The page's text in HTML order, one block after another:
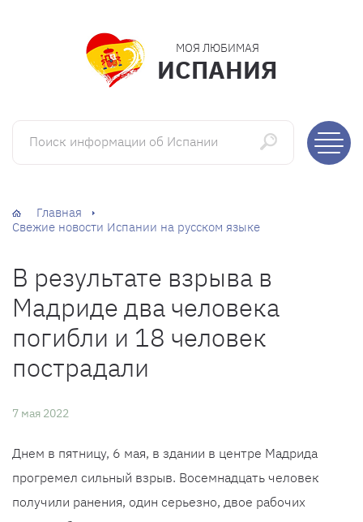
МОЯ ЛЮБИМАЯ
ИСПАНИЯ
Поиск информации об Испании
Главная
Свежие новости Испании на русском языке
В результате взрыва в
Мадриде два человека
погибли и 18 человек
пострадали
7 мая 2022
Днем в пятницу, 6 мая, ​​в здании в центре Мадрида
прогремел сильный взрыв. Восемнадцать человек
получили ранения, один серьезно, двое рабочих